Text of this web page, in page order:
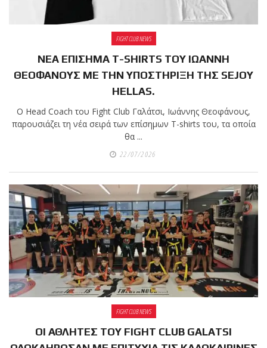
Βραζιλιάνος προπονητής
Reyson Gracie Red Belt 9th
Degree, σε σεμινάριο BJJ
για λίγους, στο Fight Club
FIGHT CLUB NEWS
ΝΕΑ ΕΠΙΣΗΜΑ T-SHIRTS ΤΟΥ ΙΩΑΝΝΗ
ΘΕΟΦΑΝΟΥΣ ΜΕ ΤΗΝ ΥΠΟΣΤΗΡΙΞΗ ΤΗΣ SEJOY
HELLAS.
Ο Head Coach του Fight Club Γαλάτσι, Ιωάννης Θεοφάνους,
παρουσιάζει τη νέα σειρά των επίσημων T-shirts του, τα οποία
θα ...
22/07/2026
FIGHT CLUB NEWS
ΟΙ ΑΘΛΗΤΕΣ ΤΟΥ FIGHT CLUB GALATSI